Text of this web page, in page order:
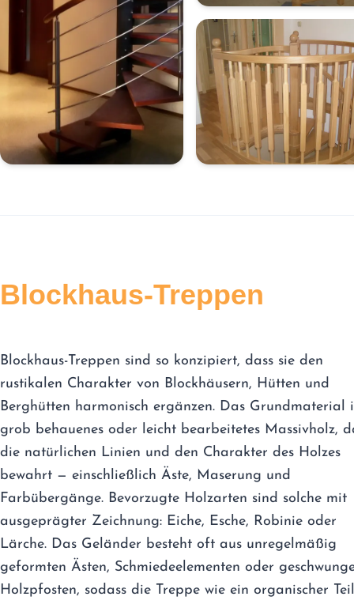
Blockhaus-Treppen
Blockhaus-Treppen sind so konzipiert, dass sie den
rustikalen Charakter von Blockhäusern, Hütten und
Berghütten harmonisch ergänzen. Das Grundmaterial
grob behauenes oder leicht bearbeitetes Massivholz,
die natürlichen Linien und den Charakter des Holzes
bewahrt — einschließlich Äste, Maserung und
Farbübergänge. Bevorzugte Holzarten sind solche mit
ausgeprägter Zeichnung: Eiche, Esche, Robinie oder
Lärche. Das Geländer besteht oft aus unregelmäßig
geformten Ästen, Schmiedeelementen oder
Holzpfosten, sodass die Treppe wie ein organischer Teil